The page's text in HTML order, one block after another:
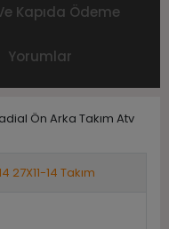
Kapıda Ödeme
Yorumlar
Ön Arka Takım Atv
27X11-14 Takım